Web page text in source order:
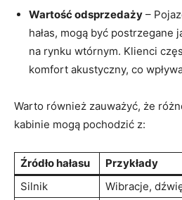
Wartość odsprzedaży –
hałas, mogą być postrzegane⁢
na rynku wtórnym. Klienci
komfort ⁤akustyczny, co
Warto również zauważyć, że
kabinie mogą pochodzić z:
Źródło hałasu
Przykłady
Silnik
Wibracje,